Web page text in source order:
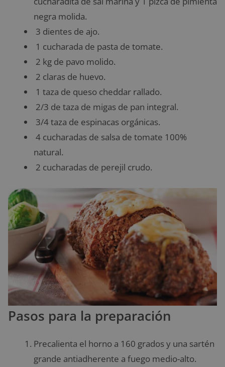
negra molida.
3 dientes de ajo.
1 cucharada de pasta de tomate.
2 kg de pavo molido.
2 claras de huevo.
1 taza de queso cheddar rallado.
2/3 de taza de migas de pan integral.
3/4 taza de espinacas orgánicas.
4 cucharadas de salsa de tomate 100%
natural.
2 cucharadas de perejil crudo.
Pasos para la preparación
Precalienta el horno a 160 grados y una sartén
grande antiadherente a fuego medio-alto.